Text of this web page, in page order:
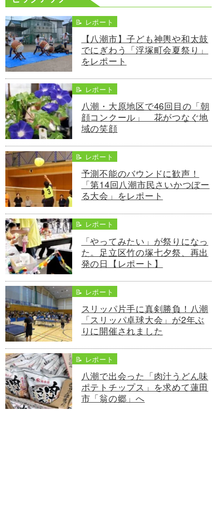
📝 レポート
【八潮市】子ども神輿や和太鼓
でにぎわう「浮塚町会夏祭り」
をレポート
📝 レポート
八潮・大原地区で46回目の「朝
顔コンクール」 花がつなぐ地
域の笑顔
📝 レポート
予測不能のバウンドに歓声！
「第14回八潮市民さいかつぼー
る大会」をレポート
📝 レポート
「やってみたい」が祭りになっ
た。足立区竹の塚七夕祭、再出
発の日【レポート】
📝 レポート
スリッパ片手に真剣勝負！八潮
「スリッパ卓球大会」が2年ぶ
りに開催されました
📝 レポート
八潮で出会った「肉汁うどん味
ポテトチップス」を求めて蓮田
市「翁の郷」へ